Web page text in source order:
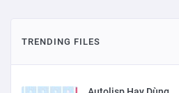
TRENDING FILES